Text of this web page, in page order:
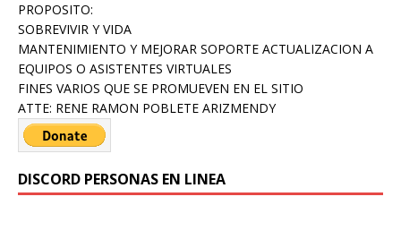
PROPOSITO:
SOBREVIVIR Y VIDA
MANTENIMIENTO Y MEJORAR SOPORTE ACTUALIZACION A
EQUIPOS O ASISTENTES VIRTUALES
FINES VARIOS QUE SE PROMUEVEN EN EL SITIO
ATTE: RENE RAMON POBLETE ARIZMENDY
DISCORD PERSONAS EN LINEA